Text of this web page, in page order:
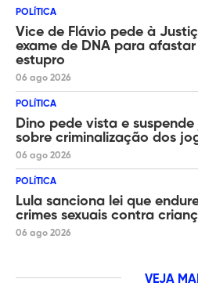
POLÍTICA
Vice de Flávio pede à
exame de DNA para
estupro
06 ago 2026
POLÍTICA
Dino pede vista e
sobre criminalização dos
06 ago 2026
POLÍTICA
Lula sanciona lei que
crimes sexuais contra
06 ago 2026
VEJA